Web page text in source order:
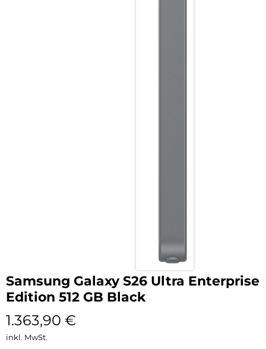
Samsung Galaxy S26 Ultra Enterprise
Edition 512 GB Black
1.363,90 €
inkl. MwSt.